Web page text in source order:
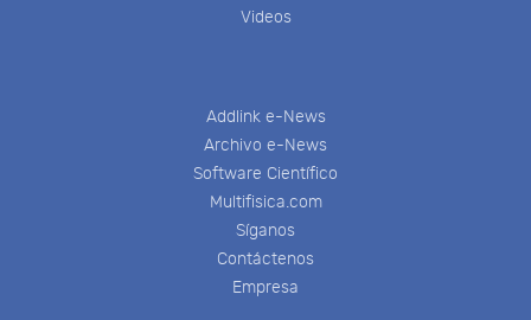
Videos
Addlink e-News
Archivo e-News
Software Científico
Multifisica.com
Síganos
Contáctenos
Empresa